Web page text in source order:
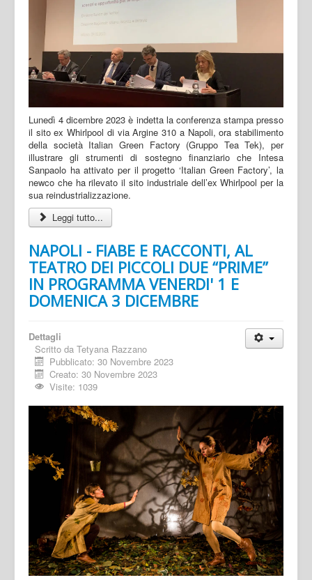
Lunedì 4 dicembre 2023 è indetta la conferenza stampa presso
il sito ex Whirlpool di via Argine 310 a Napoli, ora stabilimento
della società Italian Green Factory (Gruppo Tea Tek), per
illustrare gli strumenti di sostegno finanziario che Intesa
Sanpaolo ha attivato per il progetto ‘Italian Green Factory’, la
newco che ha rilevato il sito industriale dell’ex Whirlpool per la
sua reindustrializzazione.
Leggi tutto...
NAPOLI - FIABE E RACCONTI, AL
TEATRO DEI PICCOLI DUE “PRIME”
IN PROGRAMMA VENERDI' 1 E
DOMENICA 3 DICEMBRE
Dettagli
Scritto da Tetyana Razzano
Pubblicato: 30 Novembre 2023
Creato: 30 Novembre 2023
Visite: 1039